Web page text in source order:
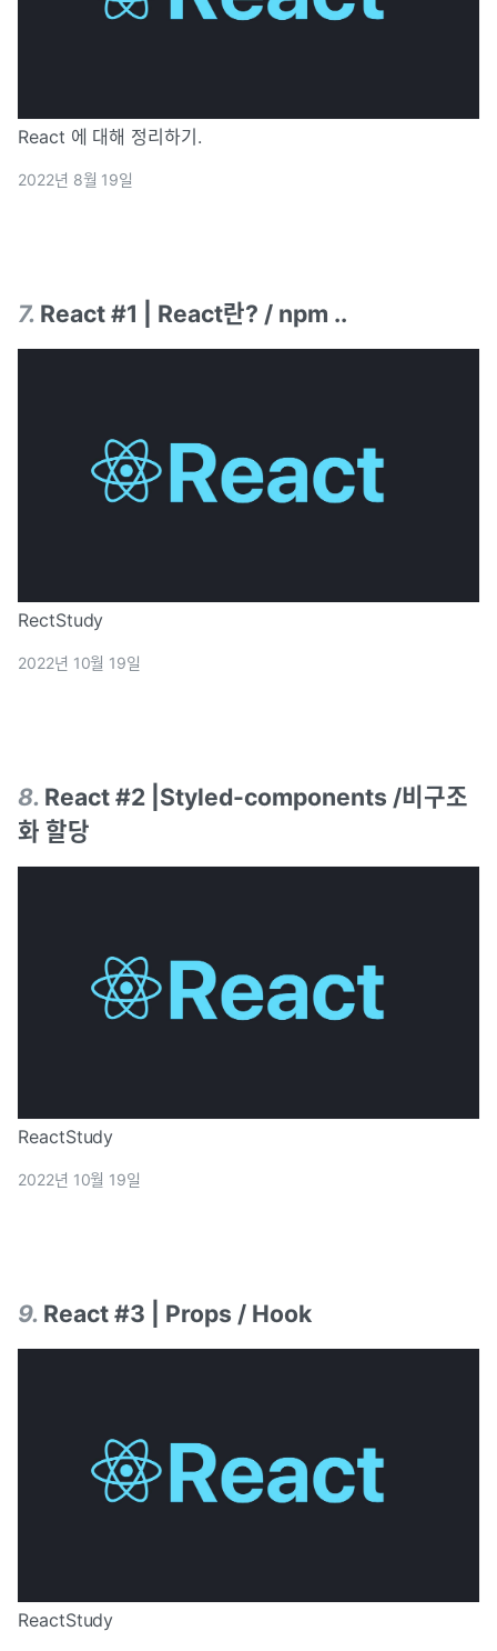
React 에 대해 정리하기.
2022년 8월 19일
7. React #1 | React란? / npm ..
RectStudy
2022년 10월 19일
8. React #2 |Styled-components /비구조
화 할당
ReactStudy
2022년 10월 19일
9. React #3 | Props / Hook
ReactStudy